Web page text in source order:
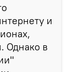
и
Однако в